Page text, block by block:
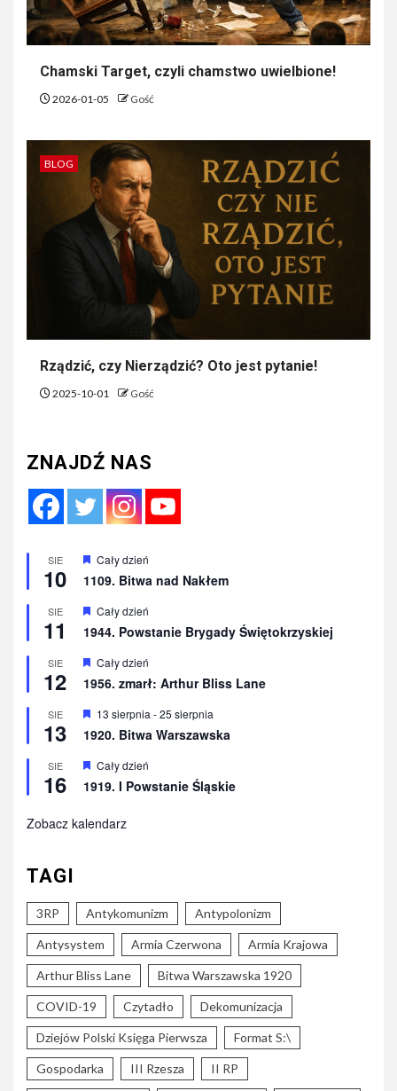
Chamski Target, czyli chamstwo uwielbione!
2026-01-05 Gość
BLOG
Rządzić, czy Nierządzić? Oto jest pytanie!
2025-10-01 Gość
ZNAJDŹ NAS
SIE
10
Wyróżnione
Cały dzień
1109. Bitwa nad Nakłem
SIE
11
Wyróżnione
Cały dzień
1944. Powstanie Brygady Świętokrzyskiej
SIE
12
Wyróżnione
Cały dzień
1956. zmarł: Arthur Bliss Lane
SIE
13
Wyróżnione
13 sierpnia -25 sierpnia
1920. Bitwa Warszawska
SIE
16
Wyróżnione
Cały dzień
1919. I Powstanie Śląskie
Zobacz kalendarz
TAGI
3RP Antykomunizm Antypolonizm
Antysystem Armia Czerwona Armia Krajowa
Arthur Bliss Lane Bitwa Warszawska 1920
COVID-19 Czytadło Dekomunizacja
Dziejów Polski Księga Pierwsza Format S:\
Gospodarka III Rzesza II RP